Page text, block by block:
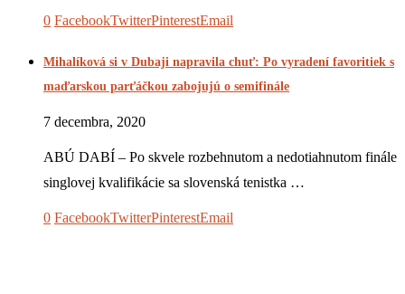
0 FacebookTwitterPinterestEmail
Mihalíková si v Dubaji napravila chuť: Po vyradení favoritiek s
maďarskou parťáčkou zabojujú o semifinále
7 decembra, 2020
ABÚ DABÍ – Po skvele rozbehnutom a nedotiahnutom finále
singlovej kvalifikácie sa slovenská tenistka …
0 FacebookTwitterPinterestEmail